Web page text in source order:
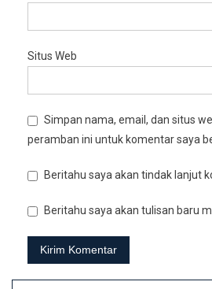
Situs Web
Simpan nama, email, dan situs
peramban ini untuk komentar saya
Beritahu saya akan tindak lanjut
Beritahu saya akan tulisan baru